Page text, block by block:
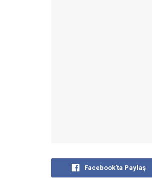
Facebook'ta Paylaş